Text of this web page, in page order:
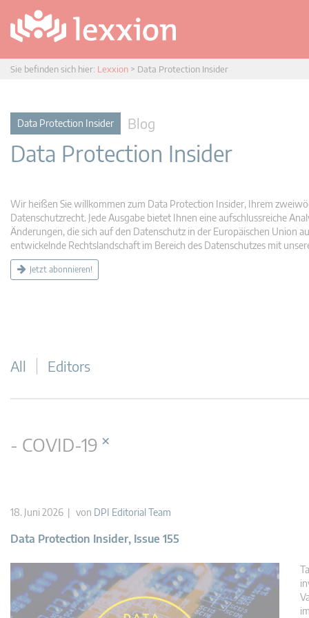
Sie befinden sich hier: Lexxion > Data Protection Insider
Data Protection Insider Blog
Data Protection Insider
Wir heißen Sie willkommen zum Data Protection Insider, Ihrem
Datenschutzrecht. Jede Ausgabe bietet Ihnen eine aufschlussreiche
Änderungen, die sich auf den Datenschutz in der Europäischen Union
entwickelnde Rechtslandschaft im Bereich des Datenschutzes mit
Jetzt abonnieren!
All Editors
- COVID-19 ×
18. Juni 2026 | von DPI Editorial Team
Data Protection Insider, Issue 155